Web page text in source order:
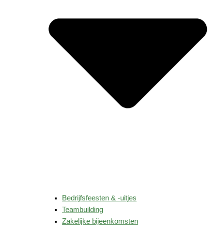
Bedrijfsfeesten & -uitjes
Teambuilding
Zakelijke bijeenkomsten